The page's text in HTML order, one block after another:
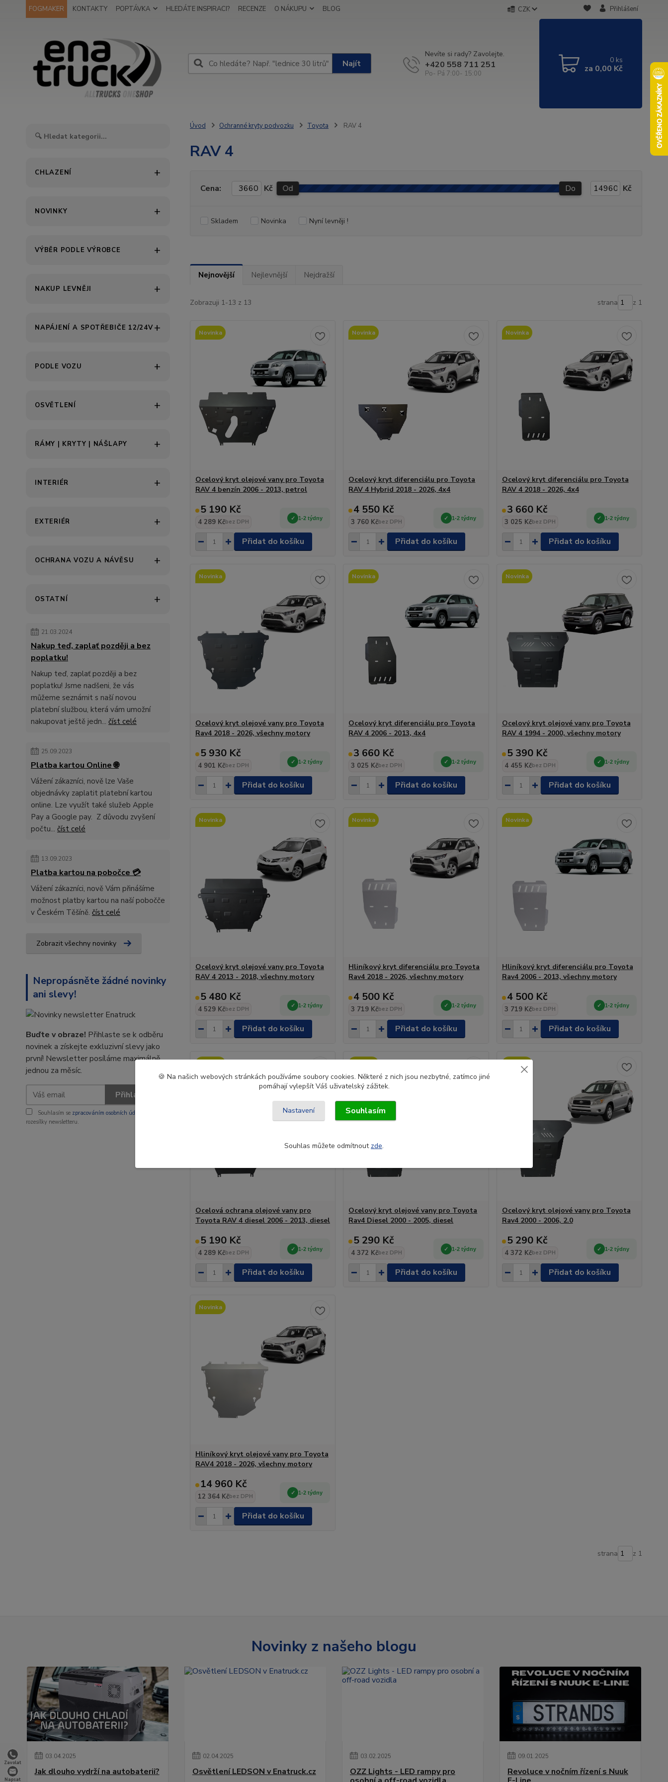
Zavolat
Napsat
FOGMAKER KONTAKTY POPTÁVKA HLEDÁTE INSPIRACI? RECENZE O NÁKUPU BLOG CZK Přihlášení
Najít
Nevíte si rady? Zavolejte.
+420 558 711 251
Po- Pá 7:00- 15:00
0 ks
za 0,00 Kč
CHLAZENÍ
NOVINKY
VÝBĚR PODLE VÝROBCE
NAKUP LEVNĚJI
NAPÁJENÍ A SPOTŘEBIČE 12/24V
PODLE VOZU
OSVĚTLENÍ
RÁMY | KRYTY | NÁŠLAPY
INTERIÉR
EXTERIÉR
OCHRANA VOZU A NÁVĚSU
OSTATNÍ
21.03.2024
Nakup teď, zaplať později a bez
poplatku!
Nakup teď, zaplať později a bez
poplatku! Jsme nadšeni, že vás
můžeme seznámit s naší novou
platební službou, která vám umožní
nakupovat ještě jedn... číst celé
25.09.2023
Platba kartou Online 🌐
Vážení zákazníci, nově lze Vaše
objednávky zaplatit platební kartou
online. Lze využít také služeb Apple
Pay a Google pay. Z důvodu zvyšení
počtu... číst celé
13.09.2023
Platba kartou na pobočce 💳
Vážení zákazníci, nově Vám přinášíme
možnost platby kartou na naší pobočče
v Českém Těšíně. číst celé
Zobrazit všechny novinky
Nepropásněte žádné novinky
ani slevy!
Buďte v obraze! Přihlaste se k odběru
novinek a získejte exkluzivní slevy jako
první! Newsletter posíláme maximálně
jednou za měsíc.
Přihlásit se
Souhlasím se zpracováním osobních údajů
rozesílky newsletteru.
Úvod Ochranné kryty podvozku Toyota RAV 4
RAV 4
Cena: Kč Od Do Kč
Skladem Novinka Nyní levněji !
Nejnovější Nejlevnější Nejdražší
Zobrazuji 1-13 z 13 strana z 1
Novinka
Ocelový kryt olejové vany pro Toyota
RAV 4 benzín 2006 - 2013, petrol
5 190 Kč
4 289 Kčbez DPH
1-2 týdny
Přidat do košíku
Novinka
Ocelový kryt diferenciálu pro Toyota
RAV 4 Hybrid 2018 - 2026, 4x4
4 550 Kč
3 760 Kčbez DPH
1-2 týdny
Přidat do košíku
Novinka
Ocelový kryt diferenciálu pro Toyota
RAV 4 2018 - 2026, 4x4
3 660 Kč
3 025 Kčbez DPH
1-2 týdny
Přidat do košíku
Novinka
Ocelový kryt olejové vany pro Toyota
Rav4 2018 - 2026, všechny motory
5 930 Kč
4 901 Kčbez DPH
1-2 týdny
Přidat do košíku
Novinka
Ocelový kryt diferenciálu pro Toyota
RAV 4 2006 - 2013, 4x4
3 660 Kč
3 025 Kčbez DPH
1-2 týdny
Přidat do košíku
Novinka
Ocelový kryt olejové vany pro Toyota
RAV 4 1994 - 2000, všechny motory
5 390 Kč
4 455 Kčbez DPH
1-2 týdny
Přidat do košíku
Novinka
Ocelový kryt olejové vany pro Toyota
RAV 4 2013 - 2018, všechny motory
5 480 Kč
4 529 Kčbez DPH
1-2 týdny
Přidat do košíku
Novinka
Hliníkový kryt diferenciálu pro Toyota
Rav4 2018 - 2026, všechny motory
4 500 Kč
3 719 Kčbez DPH
1-2 týdny
Přidat do košíku
Novinka
Hliníkový kryt diferenciálu pro Toyota
Rav4 2006 - 2013, všechny motory
4 500 Kč
3 719 Kčbez DPH
1-2 týdny
Přidat do košíku
Ocelová ochrana olejové vany pro
Toyota RAV 4 diesel 2006 - 2013, diesel
5 190 Kč
4 289 Kčbez DPH
1-2 týdny
Přidat do košíku
Ocelový kryt olejové vany pro Toyota
Rav4 Diesel 2000 - 2005, diesel
5 290 Kč
4 372 Kčbez DPH
1-2 týdny
Přidat do košíku
Ocelový kryt olejové vany pro Toyota
Rav4 2000 - 2006, 2.0
5 290 Kč
4 372 Kčbez DPH
1-2 týdny
Přidat do košíku
Novinka
Hliníkový kryt olejové vany pro Toyota
RAV4 2018 - 2026, všechny motory
14 960 Kč
12 364 Kčbez DPH
1-2 týdny
Přidat do košíku
strana z 1
Novinky z našeho blogu
03.04.2025
Jak dlouho vydrží na autobaterii?
02.04.2025
Osvětlení LEDSON v Enatruck.cz
03.02.2025
OZZ Lights - LED rampy pro
09.01.2025
Revoluce v nočním řízení s Nuuk
🍪 Na našich webových stránkách používáme soubory cookies. Některé z nich jsou nezbytné, zatímco jiné
pomáhají vylepšít Váš uživatelský zážitek.
Nastavení Souhlasím
Souhlas můžete odmítnout zde.